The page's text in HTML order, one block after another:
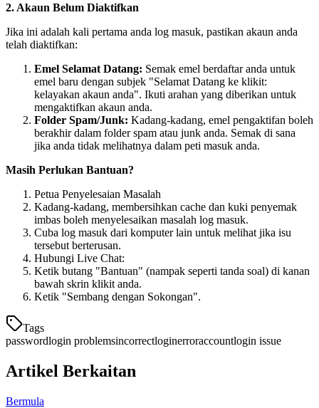
2. Akaun Belum Diaktifkan
Jika ini adalah kali pertama anda log masuk, pastikan akaun anda
telah diaktifkan:
Emel Selamat Datang: Semak emel berdaftar anda untuk
emel baru dengan subjek "Selamat Datang ke klikit:
kelayakan akaun anda". Ikuti arahan yang diberikan untuk
mengaktifkan akaun anda.
Folder Spam/Junk: Kadang-kadang, emel pengaktifan boleh
berakhir dalam folder spam atau junk anda. Semak di sana
jika anda tidak melihatnya dalam peti masuk anda.
Masih Perlukan Bantuan?
Petua Penyelesaian Masalah
Kadang-kadang, membersihkan cache dan kuki penyemak
imbas boleh menyelesaikan masalah log masuk.
Cuba log masuk dari komputer lain untuk melihat jika isu
tersebut berterusan.
Hubungi Live Chat:
Ketik butang "Bantuan" (nampak seperti tanda soal) di kanan
bawah skrin klikit anda.
Ketik "Sembang dengan Sokongan".
Tags
passwordlogin problemsincorrectloginerroraccountlogin issue
Artikel Berkaitan
Bermula